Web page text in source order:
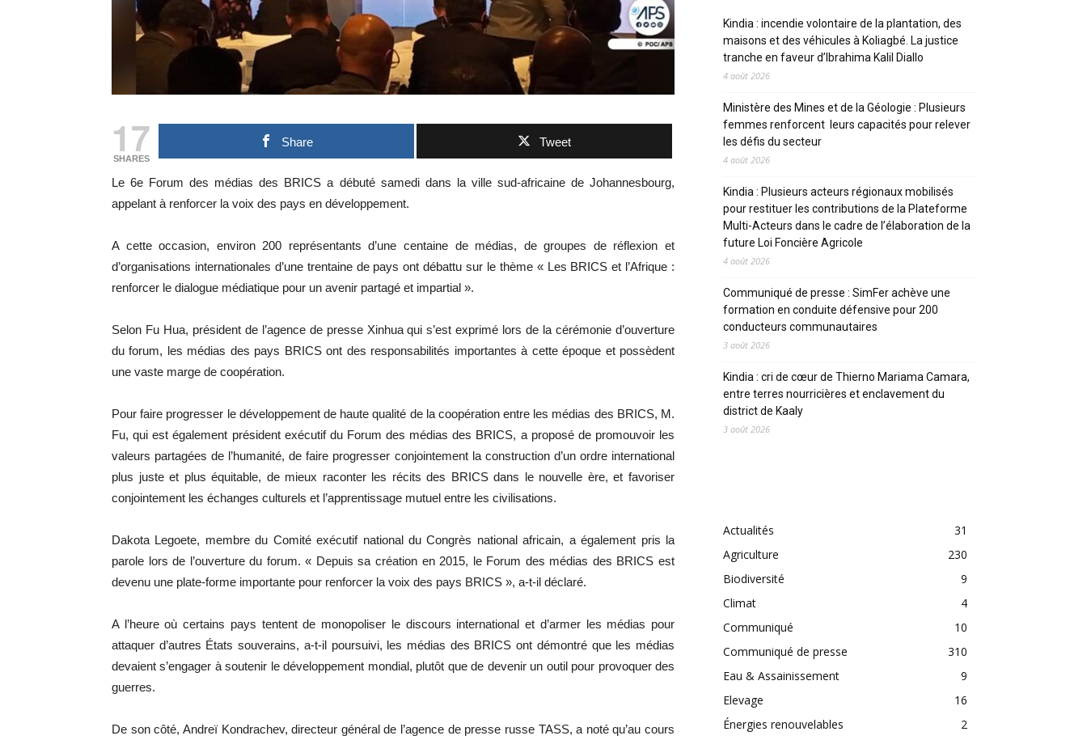
17
SHARES
Share Tweet
Le 6e Forum des médias des BRICS a débuté samedi dans la ville sud-africaine de Johannesbourg,
appelant à renforcer la voix des pays en développement.
A cette occasion, environ 200 représentants d’une centaine de médias, de groupes de réflexion et
d’organisations internationales d’une trentaine de pays ont débattu sur le thème « Les BRICS et l’Afrique :
renforcer le dialogue médiatique pour un avenir partagé et impartial ».
Selon Fu Hua, président de l’agence de presse Xinhua qui s’est exprimé lors de la cérémonie d’ouverture
du forum, les médias des pays BRICS ont des responsabilités importantes à cette époque et possèdent
une vaste marge de coopération.
Pour faire progresser le développement de haute qualité de la coopération entre les médias des BRICS, M.
Fu, qui est également président exécutif du Forum des médias des BRICS, a proposé de promouvoir les
valeurs partagées de l’humanité, de faire progresser conjointement la construction d’un ordre international
plus juste et plus équitable, de mieux raconter les récits des BRICS dans le nouvelle ère, et favoriser
conjointement les échanges culturels et l’apprentissage mutuel entre les civilisations.
Dakota Legoete, membre du Comité exécutif national du Congrès national africain, a également pris la
parole lors de l’ouverture du forum. « Depuis sa création en 2015, le Forum des médias des BRICS est
devenu une plate-forme importante pour renforcer la voix des pays BRICS », a-t-il déclaré.
A l’heure où certains pays tentent de monopoliser le discours international et d’armer les médias pour
attaquer d’autres États souverains, a-t-il poursuivi, les médias des BRICS ont démontré que les médias
devaient s’engager à soutenir le développement mondial, plutôt que de devenir un outil pour provoquer des
guerres.
De son côté, Andreï Kondrachev, directeur général de l’agence de presse russe TASS, a noté qu’au cours
Kindia : incendie volontaire de la plantation, des
maisons et des véhicules à Koliagbé. La justice
tranche en faveur d’Ibrahima Kalil Diallo
4 août 2026
Ministère des Mines et de la Géologie : Plusieurs
femmes renforcent leurs capacités pour relever
les défis du secteur
4 août 2026
Kindia : Plusieurs acteurs régionaux mobilisés
pour restituer les contributions de la Plateforme
Multi-Acteurs dans le cadre de l’élaboration de la
future Loi Foncière Agricole
4 août 2026
Communiqué de presse : SimFer achève une
formation en conduite défensive pour 200
conducteurs communautaires
3 août 2026
Kindia : cri de cœur de Thierno Mariama Camara,
entre terres nourricières et enclavement du
district de Kaaly
3 août 2026
Actualités
31
Agriculture
230
Biodiversité
9
Climat
4
Communiqué
10
Communiqué de presse
310
Eau & Assainissement
9
Elevage
16
Énergies renouvelables
2